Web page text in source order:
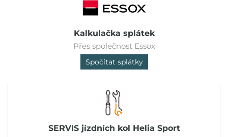
Kalkulačka splátek
Přes společnost Essox
Spočítat splátky
SERVIS jízdních kol Helia Sport